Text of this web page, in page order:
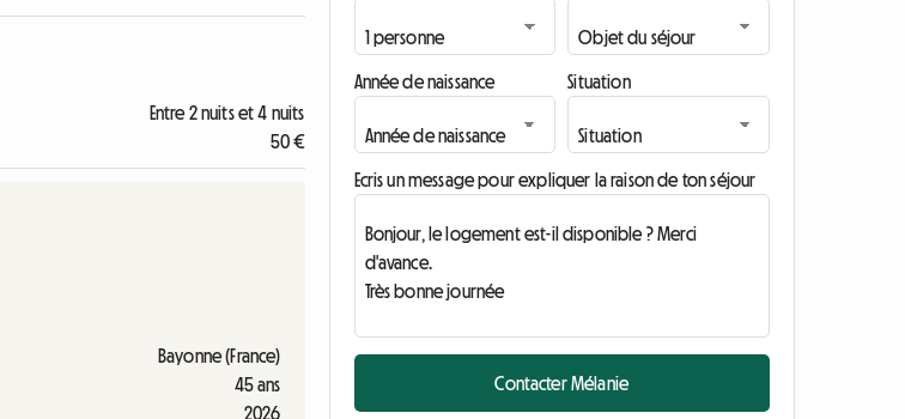
Entre 2 nuits et 4 nuits
50 €
Bayonne (France)
45 ans
2026
Année de naissance Situation
Ecris un message pour expliquer la raison de ton séjour
Contacter Mélanie